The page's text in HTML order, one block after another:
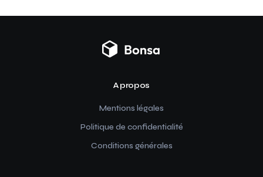
A propos
Mentions légales
Politique de confidentialité
Conditions générales